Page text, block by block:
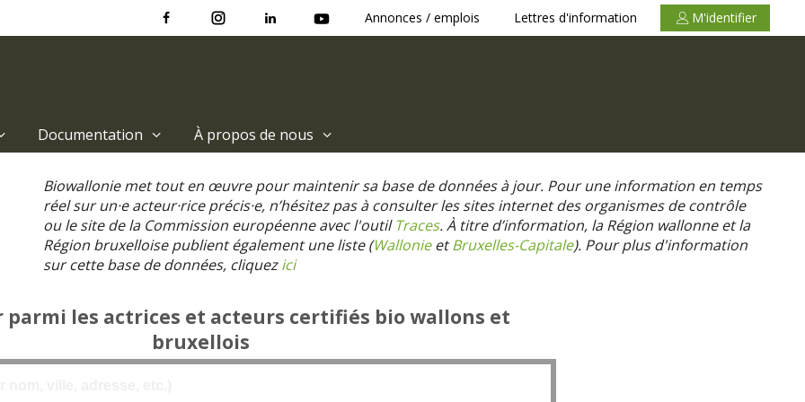
Annonces / emplois Lettres d'information M'identifier
Documentation À propos de nous
Biowallonie met tout en œuvre pour maintenir sa base de données à jour. Pour une information en temps
réel sur un·e acteur·rice précis·e, n’hésitez pas à consulter les sites internet des organismes de contrôle
ou le site de la Commission européenne avec l'outilTraces. À titre d’information, la Région wallonne et la
Région bruxelloise publient également une liste (WallonieetBruxelles-Capitale). Pour plus d'information
sur cette base de données, cliquezici
parmi les actrices et acteurs certifiés bio wallons et
bruxellois